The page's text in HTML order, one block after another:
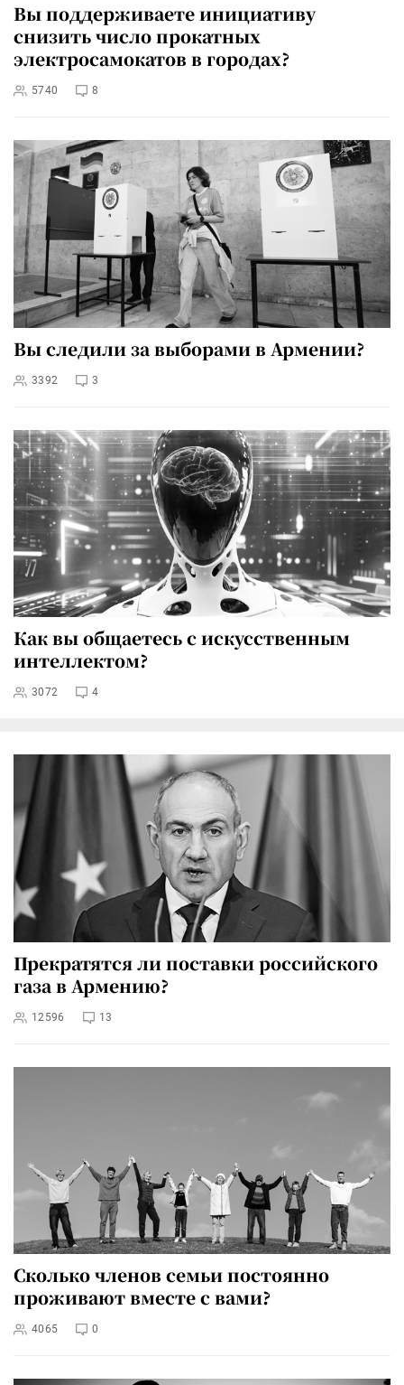
Вы поддерживаете инициативу
снизить число прокатных
электросамокатов в городах?
5740 8
Вы следили за выборами в Армении?
3392 3
Как вы общаетесь с искусственным
интеллектом?
3072 4
Прекратятся ли поставки российского
газа в Армению?
12596 13
Сколько членов семьи постоянно
проживают вместе с вами?
4065 0